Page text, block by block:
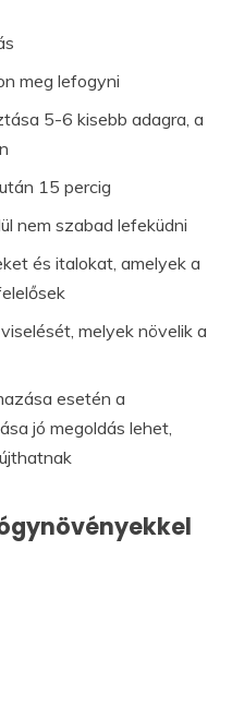
meg lefogyni
5-6 kisebb adagra, a
15 percig
nem szabad lefeküdni
és italokat, amelyek a
melyek növelik a
esetén a
jó megoldás lehet,